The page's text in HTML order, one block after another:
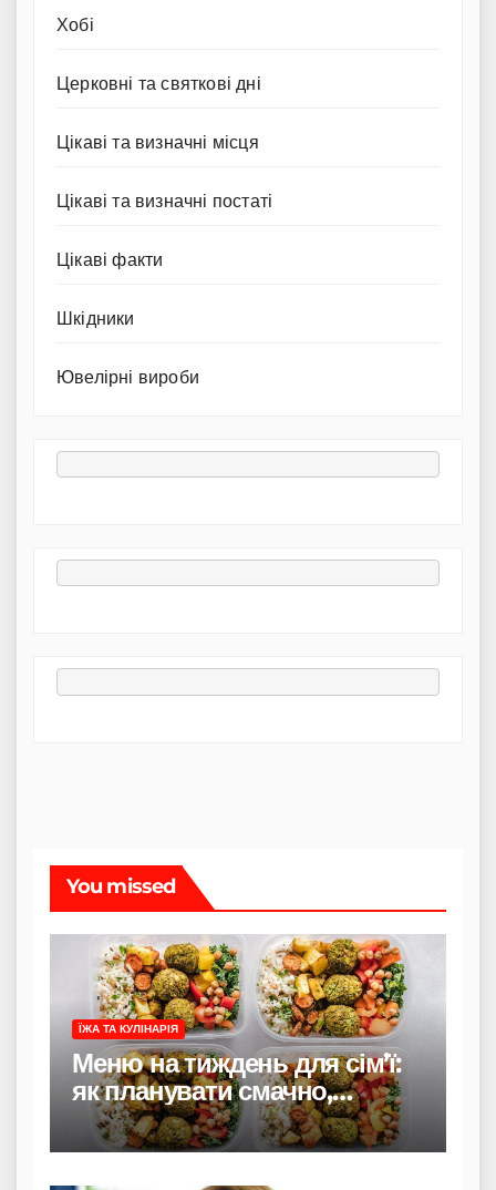
Хобі
Церковні та святкові дні
Цікаві та визначні місця
Цікаві та визначні постаті
Цікаві факти
Шкідники
Ювелірні вироби
You missed
ЇЖА ТА КУЛІНАРІЯ
Меню на тиждень для сім’ї:
як планувати смачно,
економно і без стресу